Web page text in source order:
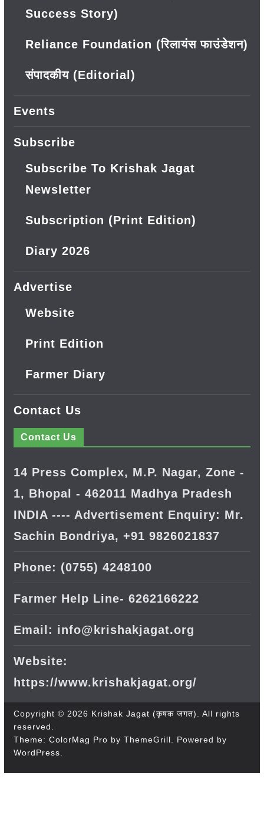
Success Story)
Reliance Foundation (रिलायंस फाउंडेशन)
संपादकीय (Editorial)
Events
Subscribe
Subscribe To Krishak Jagat
Newsletter
Subscription (Print Edition)
Diary 2026
Advertise
Website
Print Edition
Farmer Diary
Contact Us
Contact Us
14 Press Complex, M.P. Nagar, Zone -
1, Bhopal - 462011 Madhya Pradesh
INDIA ---- Advertisement Enquiry: Mr.
Sachin Bondriya, +91 9826021837
Phone: (0755) 4248100
Farmer Help Line- 6262166222
Email: info@krishakjagat.org
Website:
https://www.krishakjagat.org/
Copyright © 2026 Krishak Jagat (कृषक जगत). All rights
reserved.
Theme: ColorMag Pro by ThemeGrill. Powered by
WordPress.